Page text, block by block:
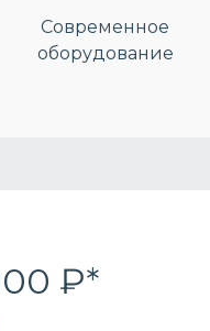
Современное
оборудование
₽*